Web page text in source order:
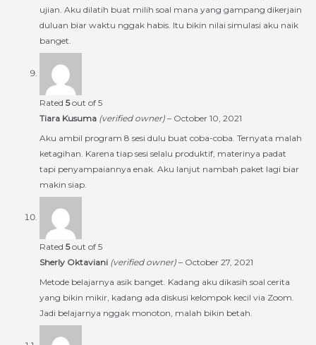
ujian. Aku dilatih buat milih soal mana yang gampang dikerjain
duluan biar waktu nggak habis. Itu bikin nilai simulasi aku naik
banget.
Rated 5out of 5
Tiara Kusuma (verified owner) – October 10, 2021
Aku ambil program 8 sesi dulu buat coba-coba. Ternyata malah
ketagihan. Karena tiap sesi selalu produktif, materinya padat
tapi penyampaiannya enak. Aku lanjut nambah paket lagi biar
makin siap.
Rated 5out of 5
Sherly Oktaviani (verified owner) – October 27, 2021
Metode belajarnya asik banget. Kadang aku dikasih soal cerita
yang bikin mikir, kadang ada diskusi kelompok kecil via Zoom.
Jadi belajarnya nggak monoton, malah bikin betah.